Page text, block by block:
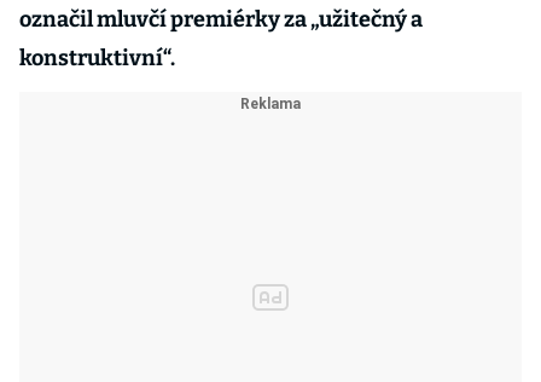
označil mluvčí premiérky za „užitečný a
konstruktivní“.